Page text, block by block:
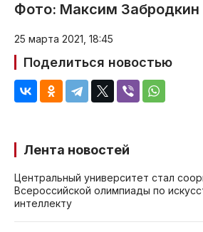
Лента новостей
Центральный университет стал
Всероссийской олимпиады по
интеллекту
Фото: Максим Забродкин
25 марта 2021, 18:45
Поделиться новостью